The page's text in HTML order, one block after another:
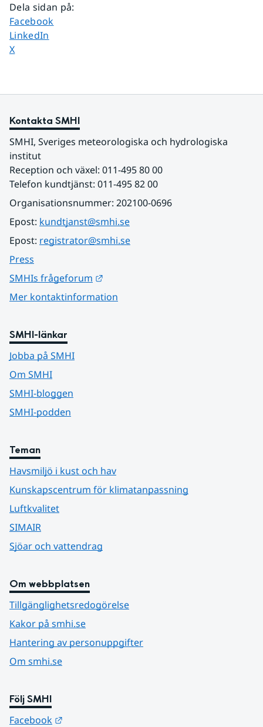
Dela sidan på:
Dela sidan på
Facebook
Dela sidan på
LinkedIn
Dela sidan på
X
Kontakta SMHI
SMHI, Sveriges meteorologiska och hydrologiska
institut
Reception och växel: 011-495 80 00
Telefon kundtjänst: 011-495 82 00
Organisationsnummer: 202100-0696
Epost: kundtjanst@smhi.se
Epost: registrator@smhi.se
Press
SMHIs frågeforum
Mer kontaktinformation
SMHI-länkar
Jobba på SMHI
Om SMHI
SMHI-bloggen
SMHI-podden
Teman
Havsmiljö i kust och hav
Kunskapscentrum för klimatanpassning
Luftkvalitet
SIMAIR
Sjöar och vattendrag
Om webbplatsen
Tillgänglighetsredogörelse
Kakor på smhi.se
Hantering av personuppgifter
Om smhi.se
Följ SMHI
Facebook